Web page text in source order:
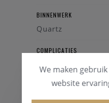
BINNENWERK
Quartz
COMPLICATIES
Datum
GARANTIE
We maken
website